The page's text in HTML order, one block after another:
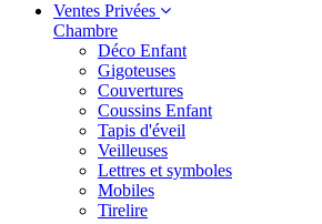
Ventes Privées
Chambre
Déco Enfant
Gigoteuses
Couvertures
Coussins Enfant
Tapis d'éveil
Veilleuses
Lettres et symboles
Mobiles
Tirelire